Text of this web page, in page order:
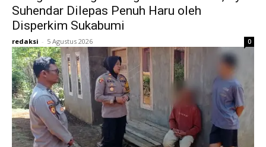
Suhendar Dilepas Penuh Haru oleh
Disperkim Sukabumi
redaksi - 5 Agustus 2026 0